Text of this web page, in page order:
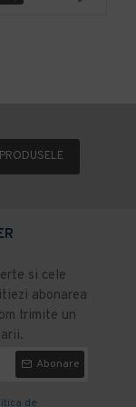
si cele
abonarea
trimite un
Abonare
de